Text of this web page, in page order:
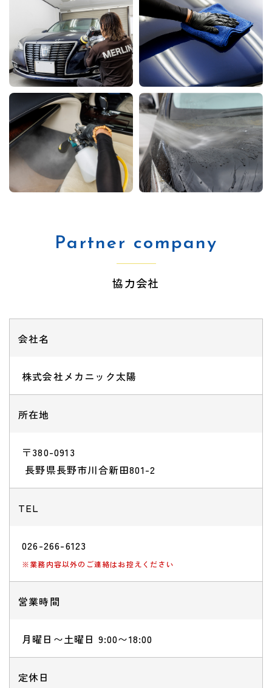
Partner company
協力会社
会社名
株式会社メカニック太陽
所在地
〒380-0913
​​​​​​​ 長野県長野市川合新田801-2
TEL
026-266-6123
※業務内容以外のご連絡はお控えください
営業時間
月曜日〜土曜日 9:00〜18:00
定休日